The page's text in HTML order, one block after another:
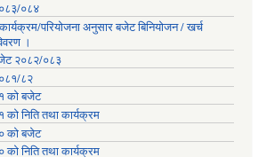
०८४
परियोजना अनुसार बजेट बिनियोजन / खर्च
।
२०८२/०८३
८२
को बजेट
निति तथा कार्यक्रम
को बजेट
निति तथा कार्यक्रम